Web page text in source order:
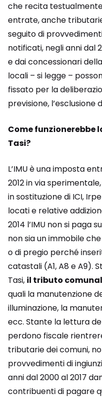
che recita
entrate, anche
seguito di
notificati, negli anni dal
e dai concessionari
locali – si legge –
fissato per la
previsione, l’esclusione
Come funzionerebbe
Tasi?
L’IMU è una imposta
2012 in via
in sostituzione di ICI,
locati e relative
2014 l’IMU non si paga
non sia un immobile
o di pregio perché
catastali (A1, A8 e A9).
Tasi, il tributo
quali la manutenzione
illuminazione, la
ecc. Stante la lettura
perdono fiscale
tributarie dei comuni,
provvedimenti di
anni dal 2000 al 2017
contribuenti di pagare